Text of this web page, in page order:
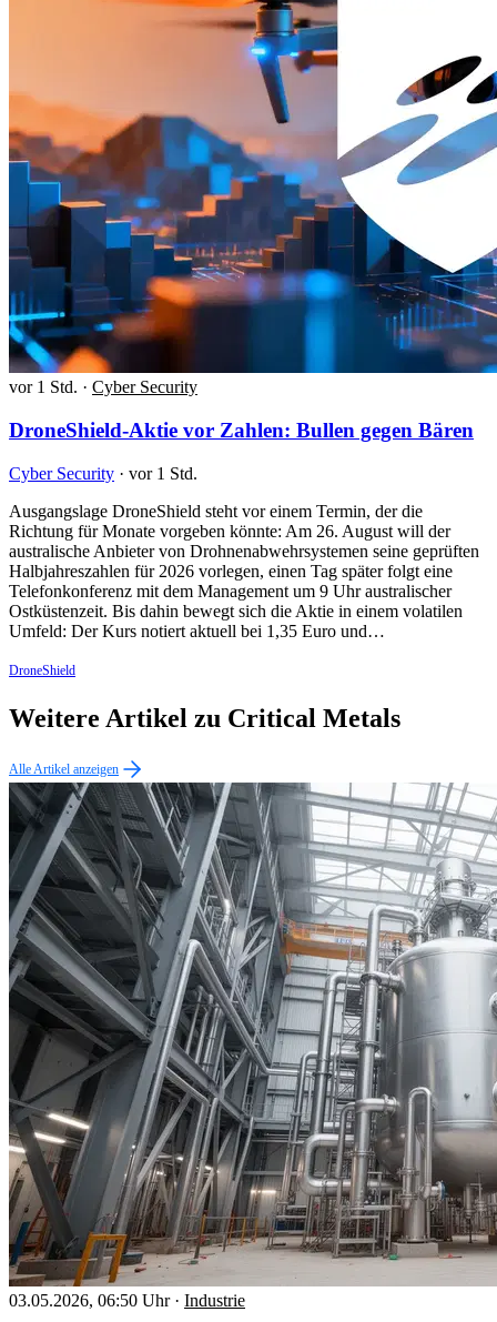
vor 1 Std. · Cyber Security
DroneShield-Aktie vor Zahlen: Bullen gegen Bären
Cyber Security · vor 1 Std.
Ausgangslage DroneShield steht vor einem Termin, der die
Richtung für Monate vorgeben könnte: Am 26. August will der
australische Anbieter von Drohnenabwehrsystemen seine geprüften
Halbjahreszahlen für 2026 vorlegen, einen Tag später folgt eine
Telefonkonferenz mit dem Management um 9 Uhr australischer
Ostküstenzeit. Bis dahin bewegt sich die Aktie in einem volatilen
Umfeld: Der Kurs notiert aktuell bei 1,35 Euro und…
DroneShield
Weitere Artikel zu Critical Metals
Alle Artikel anzeigen
03.05.2026, 06:50 Uhr · Industrie